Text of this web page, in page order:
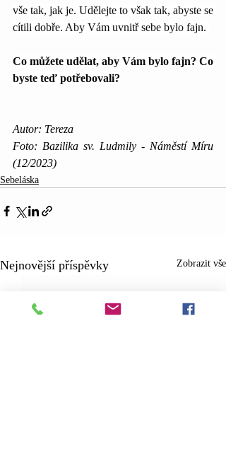
vše tak, jak je. Udělejte to však tak, abyste se
cítili dobře. Aby Vám uvnitř sebe bylo fajn.
Co můžete udělat, aby Vám bylo fajn? Co
byste teď potřebovali?
Autor: Tereza
Foto: Bazilika sv. Ludmily - Náměstí Míru
(12/2023)
Sebeláska
Nejnovější příspěvky Zobrazit vše